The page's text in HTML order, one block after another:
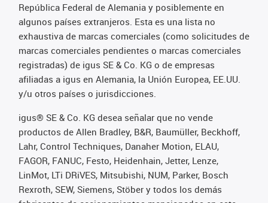
República Federal de Alemania y posiblemente en
algunos países extranjeros. Esta es una lista no
exhaustiva de marcas comerciales (como solicitudes de
marcas comerciales pendientes o marcas comerciales
registradas) de igus SE & Co. KG o de empresas
afiliadas a igus en Alemania, la Unión Europea, EE.UU.
y/u otros países o jurisdicciones.
igus® SE & Co. KG desea señalar que no vende
productos de Allen Bradley, B&R, Baumüller, Beckhoff,
Lahr, Control Techniques, Danaher Motion, ELAU,
FAGOR, FANUC, Festo, Heidenhain, Jetter, Lenze,
LinMot, LTi DRiVES, Mitsubishi, NUM, Parker, Bosch
Rexroth, SEW, Siemens, Stöber y todos los demás